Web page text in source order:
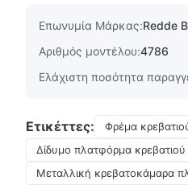
Επωνυμία Μάρκας:Redde
Αριθμός μοντέλου:4786
Ελάχιστη ποσότητα
Ετικέττες:
Φρέμα
Δίδυμο πλατφόρμα κρεβατιού
Μεταλλική κρεβατοκάμαρα